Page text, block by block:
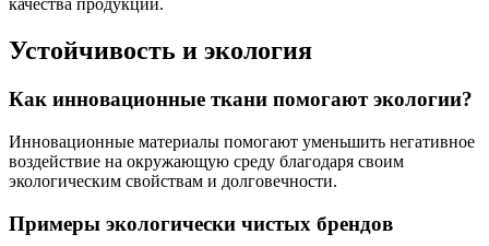
качества продукции.
Устойчивость и экология
Как инновационные ткани помогают экологии?
Инновационные материалы помогают уменьшить негативное
воздействие на окружающую среду благодаря своим
экологическим свойствам и долговечности.
Примеры экологически чистых брендов